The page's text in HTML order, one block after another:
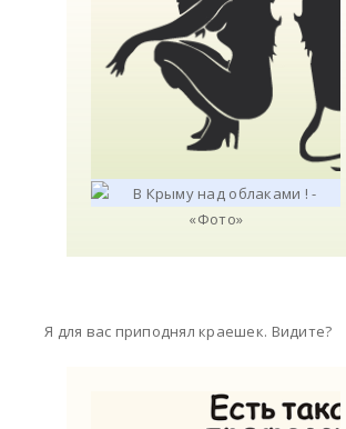
Я для вас приподнял краешек. Видите?